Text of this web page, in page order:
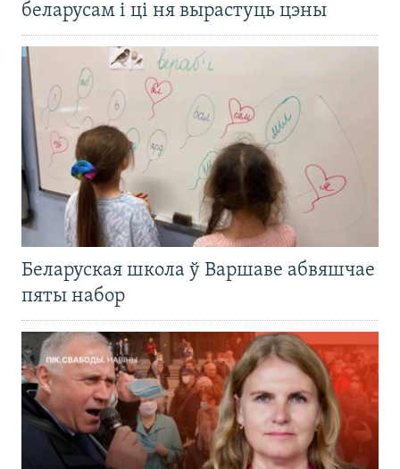
беларусам і ці ня вырастуць цэны
Беларуская школа ў Варшаве абвяшчае
пяты набор